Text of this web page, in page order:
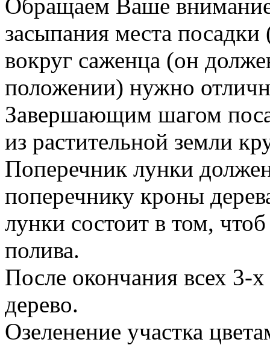
Обращаем Ваше внимание
засыпания места
вокруг саженца (он
положении) нужно
Завершающим шагом
из растительной земли
Поперечник лунки
поперечнику кроны
лунки состоит в том,
полива.
После окончания всех 3-
дерево.
Озеленение участка